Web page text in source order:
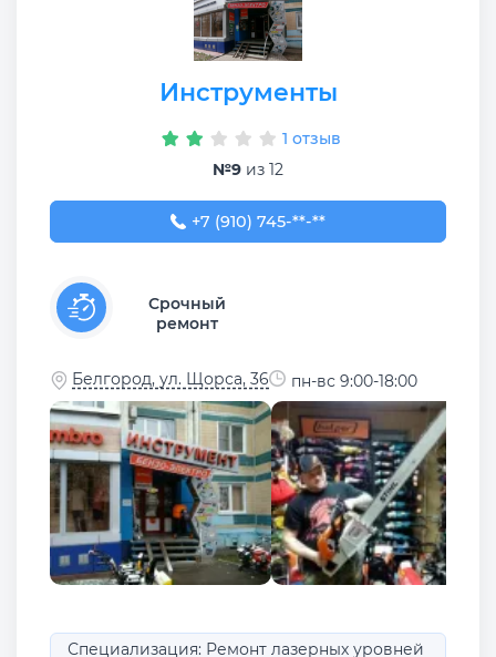
Инструменты
1 отзыв
№9 из 12
+7 (910) 745-66-03
+7 (910) 745-**-**
Срочный
ремонт
Белгород, ул. Щорса, 36 пн-вс 9:00-18:00
Специализация: Ремонт лазерных уровней